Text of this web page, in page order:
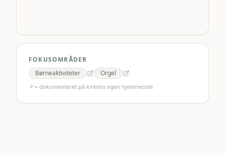
FOKUSOMRÅDER
Børneaktiviteter
Orgel
↗ = dokumenteret på kirkens egen hjemmeside